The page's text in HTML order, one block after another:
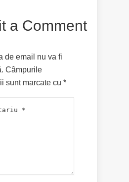
a Comment
de email nu va fi
Câmpurile
sunt marcate cu *